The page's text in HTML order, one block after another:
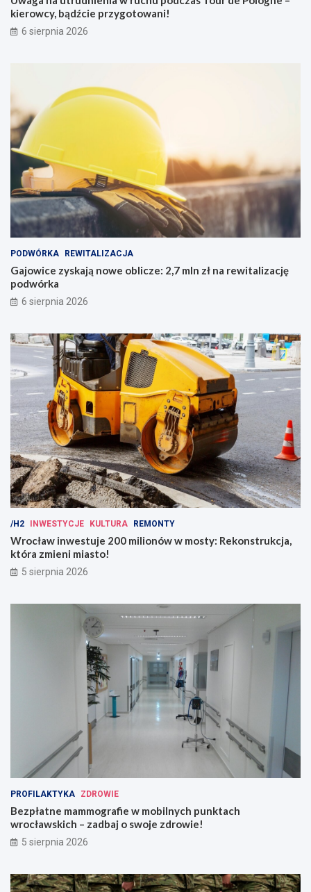
kierowcy, bądźcie przygotowani!
6 sierpnia 2026
PODWÓRKA REWITALIZACJA
Gajowice zyskają nowe oblicze: 2,7 mln zł na rewitalizację
podwórka
6 sierpnia 2026
/H2 INWESTYCJE KULTURA REMONTY
Wrocław inwestuje 200 milionów w mosty: Rekonstrukcja,
która zmieni miasto!
5 sierpnia 2026
PROFILAKTYKA ZDROWIE
Bezpłatne mammografie w mobilnych punktach
wrocławskich – zadbaj o swoje zdrowie!
5 sierpnia 2026